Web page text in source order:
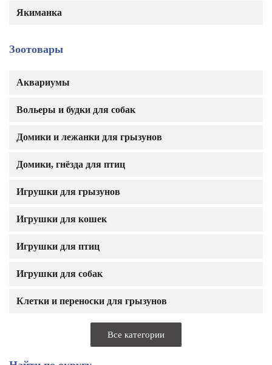
Якиманка
Зоотовары
Аквариумы
Вольеры и будки для собак
Домики и лежанки для грызунов
Домики, гнёзда для птиц
Игрушки для грызунов
Игрушки для кошек
Игрушки для птиц
Игрушки для собак
Клетки и переноски для грызунов
Все категории